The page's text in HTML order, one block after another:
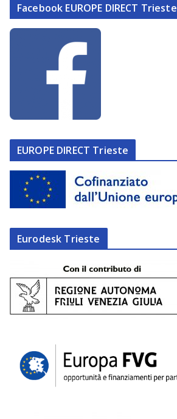
Facebook EUROPE DIRECT Trieste
EUROPE DIRECT Trieste
Eurodesk Trieste